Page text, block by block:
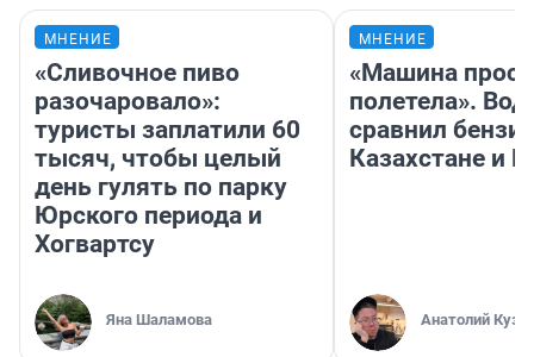
МНЕНИЕ
«Сливочное пиво
разочаровало»:
туристы заплатили 60
тысяч, чтобы целый
день гулять по парку
Юрского периода и
Хогвартсу
Яна Шаламова
МНЕНИЕ
«Машина
полетела».
сравнил
Казахстане и
Анатолий